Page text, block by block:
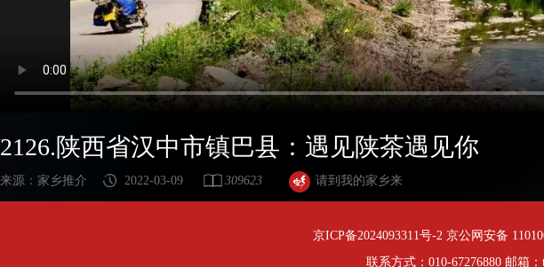
2126.陕西省汉中市镇巴县：遇见陕茶遇见你
来源：家乡推介 2022-03-09 309623 请到我的家乡来
京ICP备2024093311号-2 京公网安备
联系方式：010-67276880 邮箱